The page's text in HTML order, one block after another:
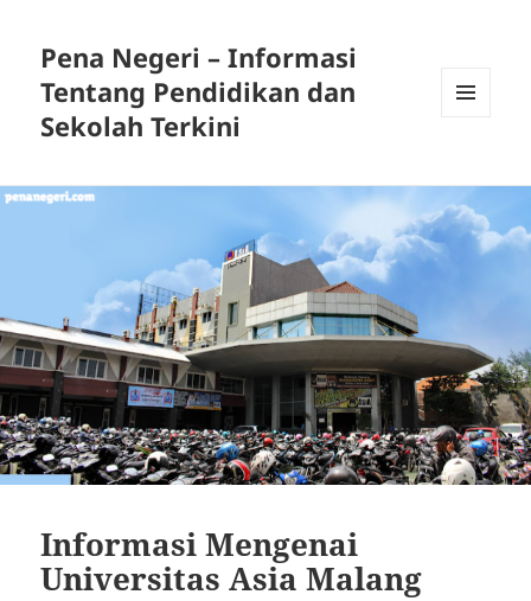
Pena Negeri – Informasi
Tentang Pendidikan dan
Sekolah Terkini
Informasi Mengenai
Universitas Asia Malang